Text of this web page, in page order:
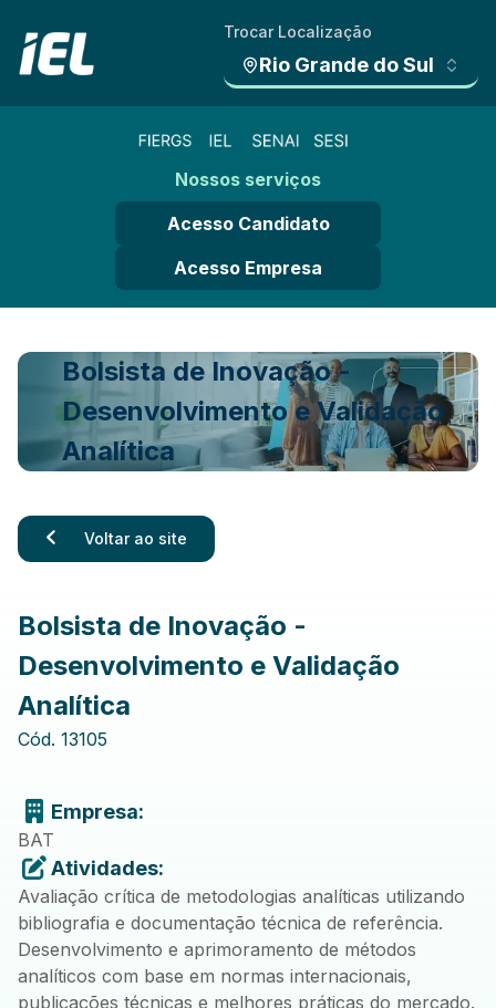
Trocar Localização
Rio Grande do Sul
Nossos serviços
Acesso Candidato
Acesso Empresa
Bolsista de Inovação -
Desenvolvimento e Validação
Analítica
Voltar ao site
Bolsista de Inovação -
Desenvolvimento e Validação
Analítica
Cód. 13105
Empresa:
BAT
Atividades:
Avaliação crítica de metodologias analíticas utilizando
bibliografia e documentação técnica de referência.
Desenvolvimento e aprimoramento de métodos
analíticos com base em normas internacionais,
publicações técnicas e melhores práticas do mercado.